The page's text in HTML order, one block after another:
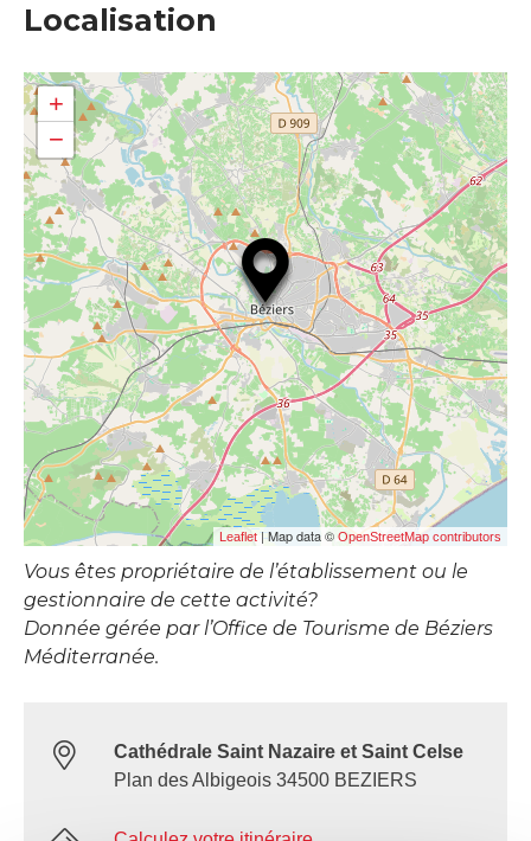
Localisation
+
−
Leaflet| Map data © OpenStreetMap contributors
Vous êtes propriétaire de l’établissement ou le
gestionnaire de cette activité?
Donnée gérée par l’Office de Tourisme de Béziers
Méditerranée.
Cathédrale Saint Nazaire et Saint Celse
Plan des Albigeois 34500 BEZIERS